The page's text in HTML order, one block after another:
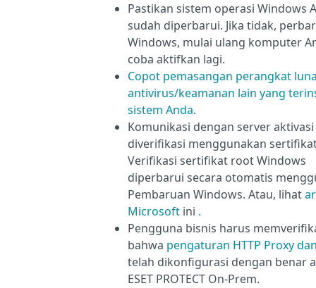
Pastikan sistem operasi Windows
sudah diperbarui. Jika tidak,
Windows, mulai ulang komputer
coba aktifkan lagi.
Copot pemasangan perangkat
antivirus/keamanan lain yang
sistem Anda.
Komunikasi dengan server aktivasi
diverifikasi menggunakan
Verifikasi sertifikat root Windows
diperbarui secara otomatis
Pembaruan Windows. Atau, lihat
Microsoft ini .
Pengguna bisnis harus
bahwa pengaturan HTTP Proxy
telah dikonfigurasi dengan benar
ESET PROTECT On-Prem.